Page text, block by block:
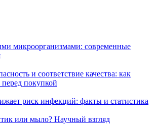
микроорганизмами: современные
и соответствие качества: как
перед покупкой
риск инфекций: факты и статистика
или мыло? Научный взгляд